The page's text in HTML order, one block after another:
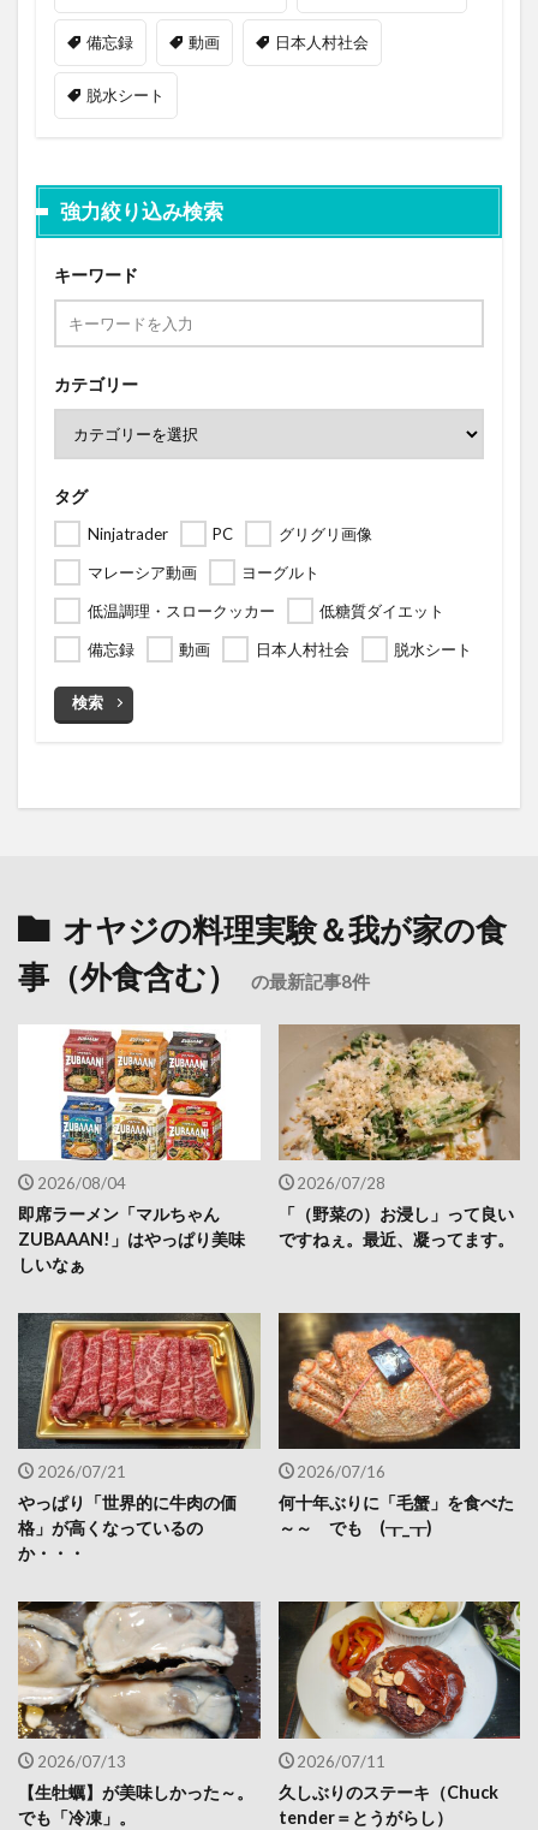
備忘録 動画 日本人村社会
脱水シート
強力絞り込み検索
キーワード
カテゴリー
タグ
Ninjatrader PC
グリグリ画像
マレーシア動画
ヨーグルト
低温調理・スロークッカー
低糖質ダイエット
備忘録
動画 日本人村社会 脱水シート
検索
オヤジの料理実験＆我が家の食
事（外食含む）
の最新記事8件
2026/08/04
即席ラーメン「マルちゃん
ZUBAAAN!」はやっぱり美味
しいなぁ
2026/07/28
「（野菜の）お浸し」って良い
ですねぇ。最近、凝ってます。
2026/07/21
やっぱり「世界的に牛肉の価
格」が高くなっているの
か・・・
2026/07/16
何十年ぶりに「毛蟹」を食べた
～～ でも (┰_┰)
2026/07/13
【生牡蠣】が美味しかった～。
でも「冷凍」。
2026/07/11
久しぶりのステーキ（Chuck
tender＝とうがらし）